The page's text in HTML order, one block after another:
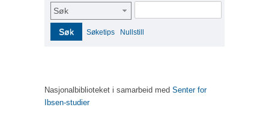
Søk
Søk Søketips Nullstill
Nasjonalbiblioteket i samarbeid med Senter for
Ibsen-studier